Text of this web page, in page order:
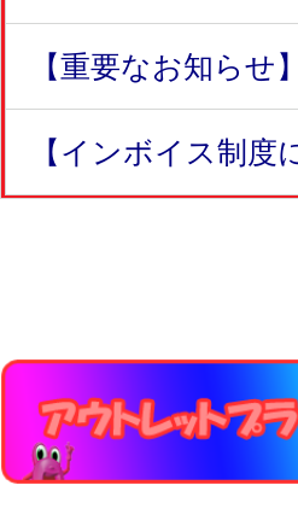
【重要なお知ら
【インボイス制